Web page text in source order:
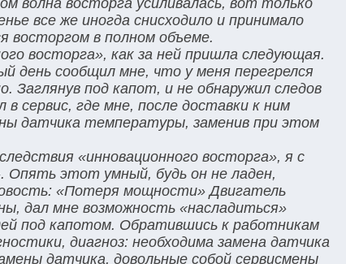
волна восторга усиливалась, вот только
все же иногда снисходило и принимало
восторгом в полном объеме.
восторга», как за ней пришла следующая.
день сообщил мне, что у меня перегрелся
Заглянув под капот, и не обнаружил следов
сервис, где мне, после доставки к ним
датчика температуры, заменив при этом
«инновационного восторга», я с
Опять этот умный, будь он не ладен,
«Потеря мощности» Двигатель
дал мне возможность «насладиться»
под капотом. Обратившись к работникам
диагноз: необходима замена датчика
датчика, довольные собой сервисмены